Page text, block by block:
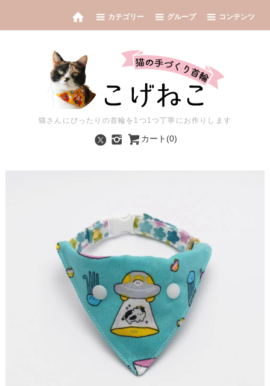
カテゴリー グループ コンテンツ
猫さんにぴったりの首輪を1つ1つ丁寧にお作りします
カート(0)